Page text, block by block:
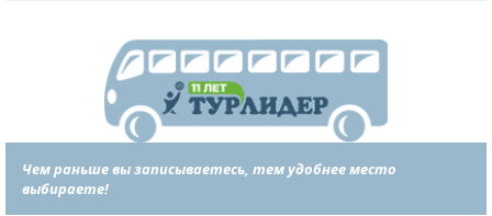
Чем раньше вы записываетесь, тем удобнее место
выбираете!